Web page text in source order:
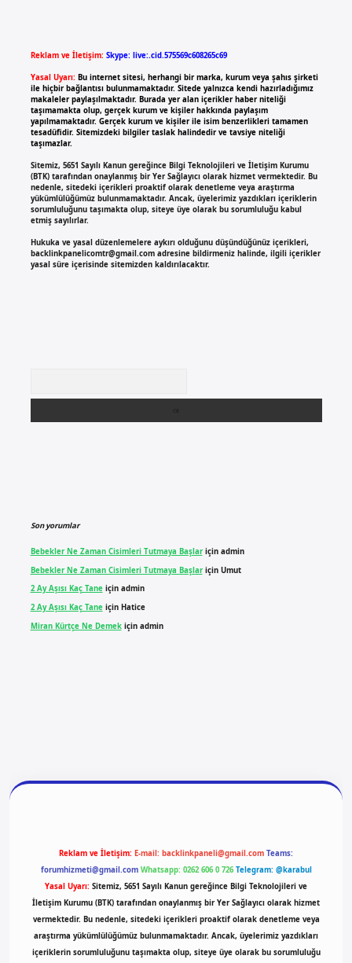
Reklam ve İletişim: Skype: live:.cid.575569c608265c69
Yasal Uyarı: Bu internet sitesi, herhangi bir marka, kurum veya şahıs şirketi
ile hiçbir bağlantısı bulunmamaktadır. Sitede yalnızca kendi hazırladığımız
makaleler paylaşılmaktadır. Burada yer alan içerikler haber niteliği
taşımamakta olup, gerçek kurum ve kişiler hakkında paylaşım
yapılmamaktadır. Gerçek kurum ve kişiler ile isim benzerlikleri tamamen
tesadüfidir. Sitemizdeki bilgiler taslak halindedir ve tavsiye niteliği
taşımazlar.
Sitemiz, 5651 Sayılı Kanun gereğince Bilgi Teknolojileri ve İletişim Kurumu
(BTK) tarafından onaylanmış bir Yer Sağlayıcı olarak hizmet vermektedir. Bu
nedenle, sitedeki içerikleri proaktif olarak denetleme veya araştırma
yükümlülüğümüz bulunmamaktadır. Ancak, üyelerimiz yazdıkları içeriklerin
sorumluluğunu taşımakta olup, siteye üye olarak bu sorumluluğu kabul
etmiş sayılırlar.
Hukuka ve yasal düzenlemelere aykırı olduğunu düşündüğünüz içerikleri,
backlinkpanelicomtr@gmail.comadresine bildirmeniz halinde, ilgili içerikler
yasal süre içerisinde sitemizden kaldırılacaktır.
Son yorumlar
Bebekler Ne Zaman Cisimleri Tutmaya Başlariçin admin
Bebekler Ne Zaman Cisimleri Tutmaya Başlariçin Umut
2 Ay Aşısı Kaç Taneiçin admin
2 Ay Aşısı Kaç Taneiçin Hatice
Miran Kürtçe Ne Demekiçin admin
Reklam ve İletişim: E-mail: backlinkpaneli@gmail.com Teams:
forumhizmeti@gmail.com Whatsapp: 0262 606 0 726 Telegram: @karabul
Yasal Uyarı: Sitemiz, 5651 Sayılı Kanun gereğince Bilgi Teknolojileri ve
İletişim Kurumu (BTK) tarafından onaylanmış bir Yer Sağlayıcı olarak hizmet
vermektedir. Bu nedenle, sitedeki içerikleri proaktif olarak denetleme veya
araştırma yükümlülüğümüz bulunmamaktadır. Ancak, üyelerimiz yazdıkları
içeriklerin sorumluluğunu taşımakta olup, siteye üye olarak bu sorumluluğu